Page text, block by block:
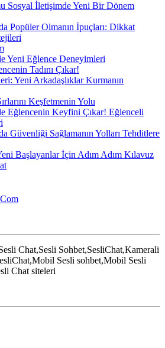
Sosyal İletişimde Yeni Bir Dönem
Popüler Olmanın İpuçları: Dikkat
Yeni Eğlence Deneyimleri
Tadını Çıkar!
Yeni Arkadaşlıklar Kurmanın
Keşfetmenin Yolu
Eğlencenin Keyfini Çıkar! Eğlenceli
Güvenliği Sağlamanın Yolları Tehditlere
Başlayanlar İçin Adım Adım Kılavuz
Chat,Sesli Sohbet,SesliChat,Kamerali
Sesli sohbet,Mobil Sesli
Chat siteleri